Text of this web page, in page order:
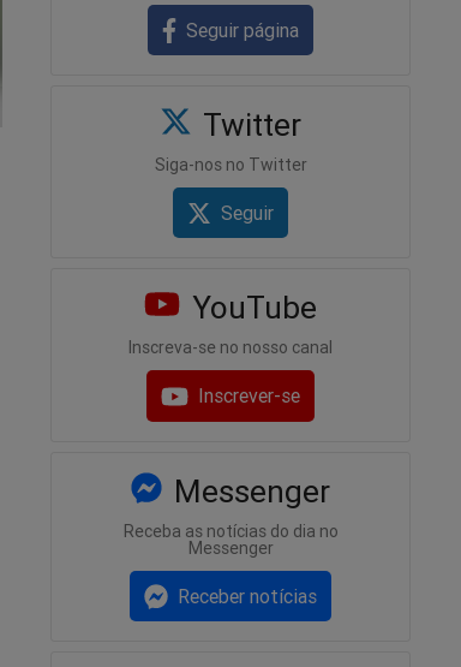
Seguir página
Twitter
Siga-nos no Twitter
Seguir
YouTube
Inscreva-se no nosso canal
Inscrever-se
Messenger
Receba as notícias do dia no
Messenger
Receber notícias